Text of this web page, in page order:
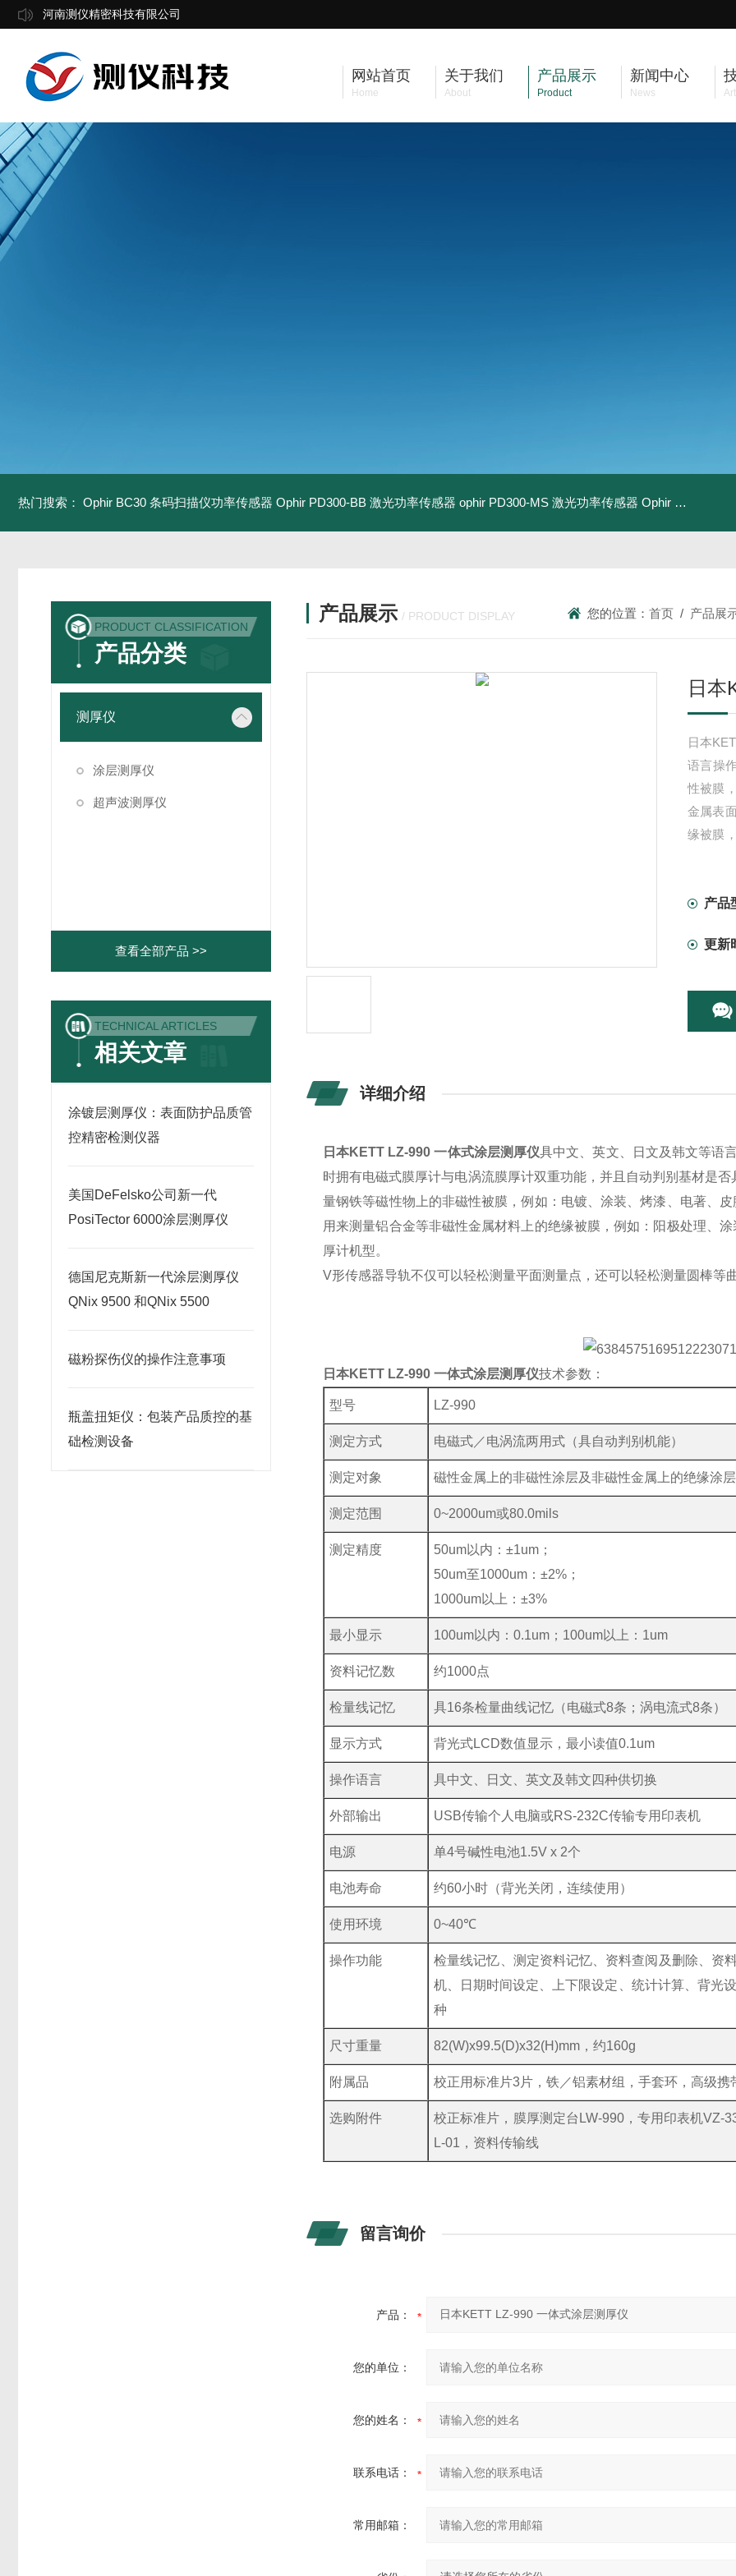
河南测仪精密科技有限公司
网站首页
Home
关于我们
About
产品展示
Product
新闻中心
News
热门搜索： Ophir BC30 条码扫描仪功率传感器 Ophir PD300-BB 激光功率传感器 ophir PD300-MS 激光功率传感器 Ophir PD300R-3W 激光功率传感器
PRODUCT CLASSIFICATION
产品分类
测厚仪
涂层测厚仪
超声波测厚仪
查看全部产品 >>
TECHNICAL ARTICLES
相关文章
涂镀层测厚仪：表面防护品质管
控精密检测仪器
美国DeFelsko公司新一代
PosiTector 6000涂层测厚仪
德国尼克斯新一代涂层测厚仪
QNix 9500 和QNix 5500
磁粉探伤仪的操作注意事项
瓶盖扭矩仪：包装产品质控的基
础检测设备
产品展示 / PRODUCT DISPLAY 您的位置：首页 / 产品展
日本
日本
语言操
性被膜
金属表
缘被膜
产品
更新
详细介绍
日本KETT LZ-990 一体式涂层测厚仪具中文、英文、日文及韩文等语
时拥有电磁式膜厚计与电涡流膜厚计双重功能，并且自动判别基材是否
量钢铁等磁性物上的非磁性被膜，例如：电镀、涂装、烤漆、电著、
用来测量铝合金等非磁性金属材料上的绝缘被膜，例如：阳极处理、
厚计机型。
V形传感器导轨不仅可以轻松测量平面测量点，还可以轻松测量圆棒等
日本KETT LZ-990 一体式涂层测厚仪技术参数：
型号 LZ-990
测定方式 电磁式／电涡流两用式（具自动判别机能）
测定对象 磁性金属上的非磁性涂层及非磁性金属上的绝缘涂层
测定范围 0~2000um或80.0mils
测定精度
50um以内：±1um；
50um至1000um：±2%；
1000um以上：±3%
最小显示 100um以内：0.1um；100um以上：1um
资料记忆数 约1000点
检量线记忆 具16条检量曲线记忆（电磁式8条；涡电流式8条）
显示方式 背光式LCD数值显示，最小读值0.1um
操作语言 具中文、日文、英文及韩文四种供切换
外部输出 USB传输个人电脑或RS-232C传输专用印表机
电源 单4号碱性电池1.5V x 2个
电池寿命 约60小时（背光关闭，连续使用）
使用环境 0~40℃
操作功能
检量线记忆、测定资料记忆、资料查阅及删除、资
机、日期时间设定、上下限设定、统计计算、背光
种
尺寸重量 82(W)x99.5(D)x32(H)mm，约160g
附属品 校正用标准片3片，铁／铝素材组，手套环，高级
选购附件
校正标准片，膜厚测定台LW-990，专用印表机VZ-
L-01，资料传输线
留言询价
产品：
您的单位：
您的姓名：
联系电话：
常用邮箱：